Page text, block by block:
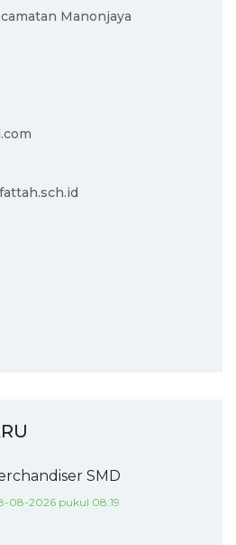
Manonjaya
SMD
08-2026 pukul 08:19